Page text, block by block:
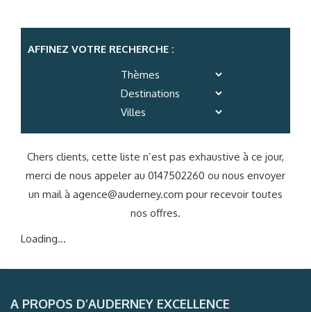
AFFINEZ VOTRE RECHERCHE :
Chers clients, cette liste n’est pas exhaustive à ce jour,
merci de nous appeler au 0147502260 ou nous envoyer
un mail à agence@auderney.com pour recevoir toutes
nos offres.
Loading...
A PROPOS D’AUDERNEY EXCELLENCE